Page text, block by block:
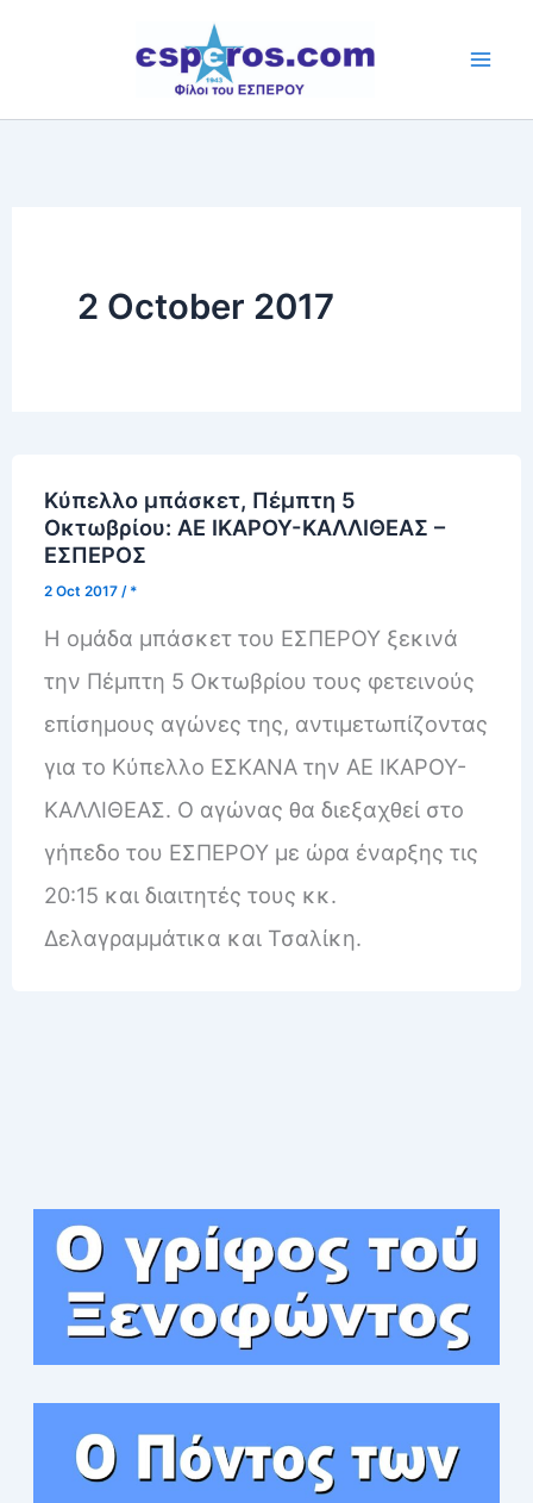
2 October 2017
Κύπελλο μπάσκετ, Πέμπτη 5
Οκτωβρίου: ΑΕ ΙΚΑΡΟΥ-ΚΑΛΛΙΘΕΑΣ –
ΕΣΠΕΡΟΣ
2 Oct 2017/ *
Η ομάδα μπάσκετ του ΕΣΠΕΡΟΥ ξεκινά
την Πέμπτη 5 Οκτωβρίου τους φετεινούς
επίσημους αγώνες της, αντιμετωπίζοντας
για το Κύπελλο ΕΣΚΑΝΑ την ΑΕ ΙΚΑΡΟΥ-
ΚΑΛΛΙΘΕΑΣ. Ο αγώνας θα διεξαχθεί στο
γήπεδο του ΕΣΠΕΡΟΥ με ώρα έναρξης τις
20:15 και διαιτητές τους κκ.
Δελαγραμμάτικα και Τσαλίκη.